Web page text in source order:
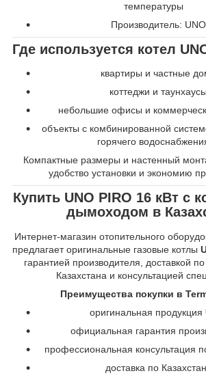
температуры
Производитель: UNO
Где используется котел
квартиры и частные
коттеджи и таунхаусы
небольшие офисы и
объекты с комбинированной
горячего
Компактные размеры и настенный
удобство установки и экономию
Купить UNO PIRO 16 кВт с
дымоходом в
Интернет-магазин отопительного
предлагает оригинальные газовые котлы
гарантией производителя, доставкой
Казахстана и консультацией
Преимущества покупки в
оригинальная продукция
официальная гарантия
профессиональная консультация
доставка по